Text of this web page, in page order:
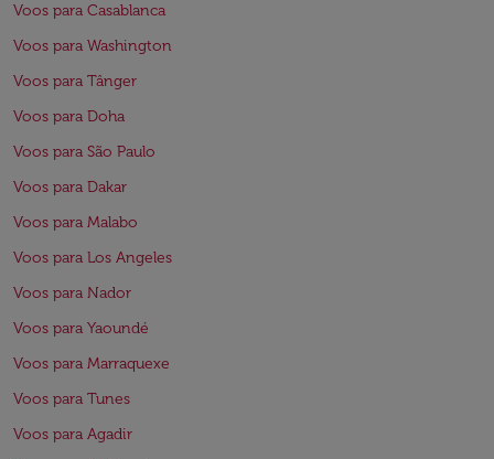
Voos para Casablanca
Voos para Washington
Voos para Tânger
Voos para Doha
Voos para São Paulo
Voos para Dakar
Voos para Malabo
Voos para Los Angeles
Voos para Nador
Voos para Yaoundé
Voos para Marraquexe
Voos para Tunes
Voos para Agadir